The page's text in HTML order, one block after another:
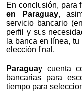
En conclusión, para
en Paraguay,
servicio bancario
perfil y sus
la banca en línea,
elección final.
Paraguay cuenta
bancarias para
tiempo para